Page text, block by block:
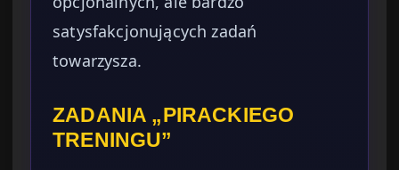
satysfakcjonujących zadań
towarzysza.
ZADANIA „PIRACKIEGO
TRENINGU”